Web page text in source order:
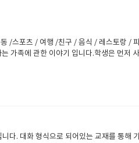
/스포츠 / 여행 /친구 / 음식 / 레스토랑 /
가족에 관한 이야기 입니다.학생은 먼저
하게 답변드리겠습니다게시판에 글남겨
다. 대화 형식으로 되어있는 교재를 통해